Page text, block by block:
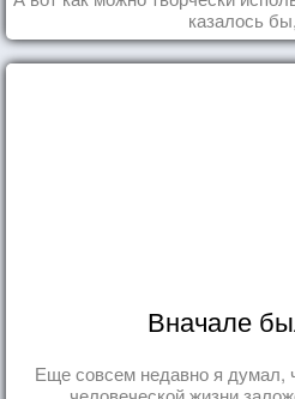
казалось
Вначале
Еще совсем недавно я думал,